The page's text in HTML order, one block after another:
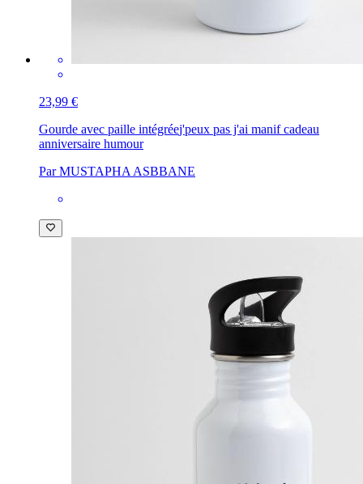
23,99 €
Gourde avec paille intégréej'peux pas j'ai manif cadeau
anniversaire humour
Par MUSTAPHA ASBBANE